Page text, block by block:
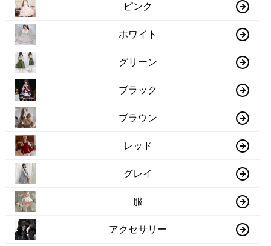
ピンク
ホワイト
グリーン
ブラック
ブラウン
レッド
グレイ
服
アクセサリー